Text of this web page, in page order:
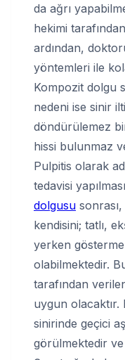
da ağrı
hekimi
ardından,
yöntemleri ile
Kompozit dolgu
nedeni ise sinir
döndürülemez
hissi bulunmaz
Pulpitis olarak
tedavisi
dolgusu
kendisini; tatlı,
yerken
olabilmektedir.
tarafından
uygun olacaktır.
sinirinde geçici
görülmektedir ve